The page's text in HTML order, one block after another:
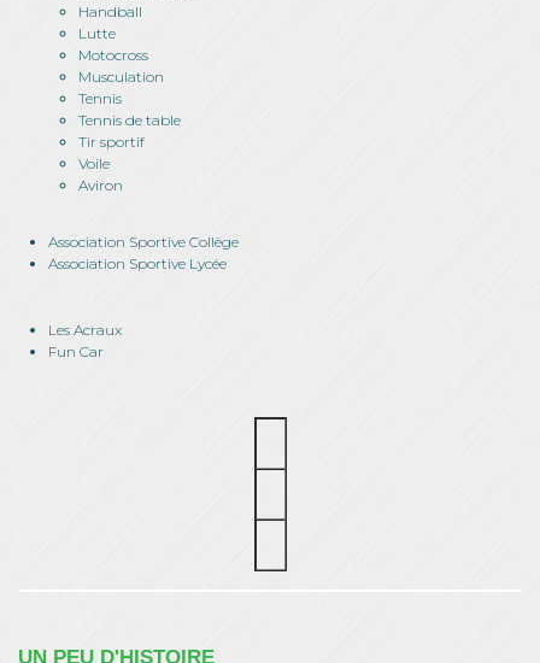
Handball
Lutte
Motocross
Musculation
Tennis
Tennis de table
Tir sportif
Voile
Aviron
Association Sportive Collège
Association Sportive Lycée
Les Acraux
Fun Car
UN PEU D'HISTOIRE